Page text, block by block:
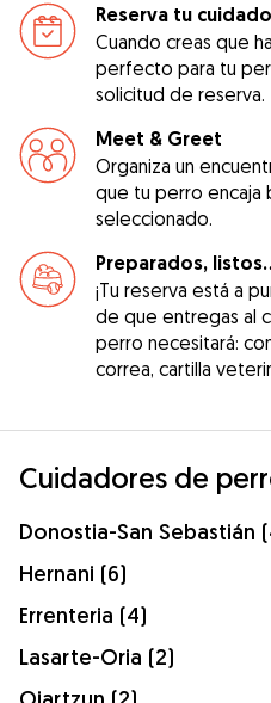
Reserva tu
Cuando creas que
perfecto para tu
solicitud de reserva.
Meet & Greet
Organiza un
que tu perro encaja
seleccionado.
Preparados,
¡Tu reserva está a
de que entregas al
perro necesitará:
correa, cartilla
Cuidadores de
Donostia-San Sebastián
Hernani (6)
Errenteria (4)
Lasarte-Oria (2)